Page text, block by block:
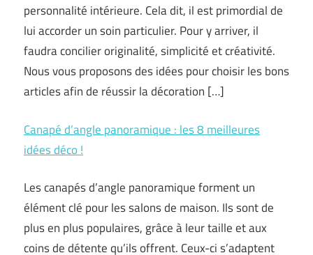
personnalité intérieure. Cela dit, il est primordial de
lui accorder un soin particulier. Pour y arriver, il
faudra concilier originalité, simplicité et créativité.
Nous vous proposons des idées pour choisir les bons
articles afin de réussir la décoration […]
Canapé d’angle panoramique : les 8 meilleures
idées déco !
Les canapés d’angle panoramique forment un
élément clé pour les salons de maison. Ils sont de
plus en plus populaires, grâce à leur taille et aux
coins de détente qu’ils offrent. Ceux-ci s’adaptent